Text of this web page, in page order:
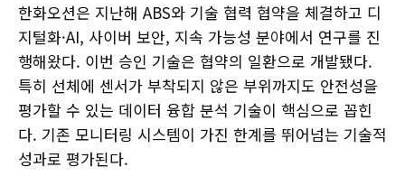
한화오션은 지난해 ABS와 기술 협력 협약을 체결하고 디
지털화·AI, 사이버 보안, 지속 가능성 분야에서 연구를 진
행해왔다. 이번 승인 기술은 협약의 일환으로 개발됐다.
특히 선체에 센서가 부착되지 않은 부위까지도 안전성을
평가할 수 있는 데이터 융합 분석 기술이 핵심으로 꼽힌
다. 기존 모니터링 시스템이 가진 한계를 뛰어넘는 기술적
성과로 평가된다.